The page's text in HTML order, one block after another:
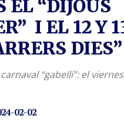
EL “DIJOUS
I EL 12 Y
DIES”
“gabellí”: el
02-02